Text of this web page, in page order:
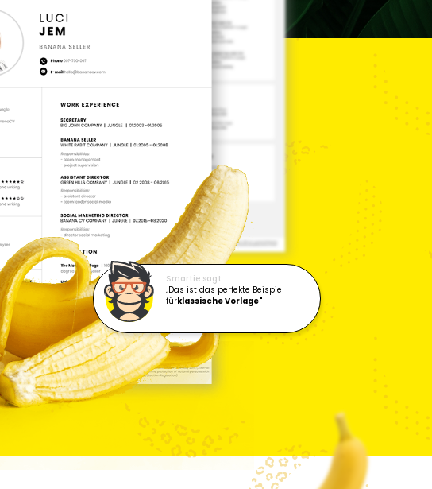
Smartie sagt
„Das ist das perfekte Beispiel
fürklassische Vorlage"